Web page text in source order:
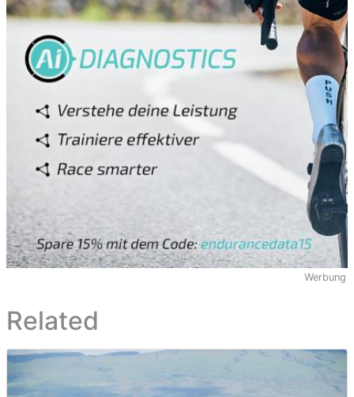
Werbung
Related